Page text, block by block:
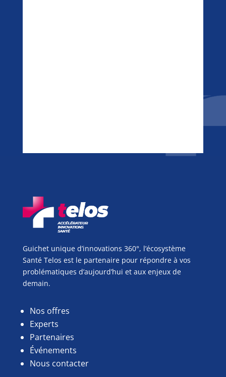
Guichet unique d’innovations 360°, l’écosystème
Santé Telos est le partenaire pour répondre à vos
problématiques d’aujourd’hui et aux enjeux de
demain.
Nos offres
Experts
Partenaires
Événements
Nous contacter